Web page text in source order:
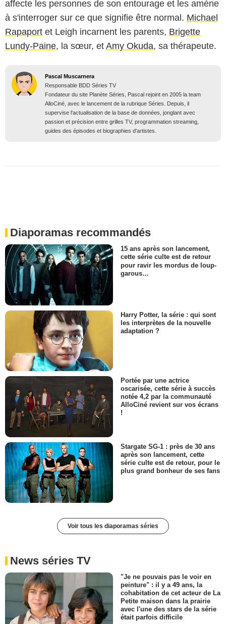
affecte les personnes de son entourage et les amène
à s'interroger sur ce que signifie être normal. Michael
Rapaport et Leigh incarnent les parents, Brigette
Lundy-Paine, la sœur, et Amy Okuda, sa thérapeute.
Pascal Muscarnera
Responsable BDD Séries TV
Fondateur du site Planète Séries, Pascal rejoint en 2005 la team
AlloCiné, avec le lancement de la rubrique Séries. Depuis, il
supervise l'actualisation de la base de données, jonglant avec
passion et précision entre grilles TV, programmation streaming,
guides des épisodes et biographies d'artistes.
Diaporamas recommandés
15 ans après son lancement,
cette série culte est de retour
pour ravir les mordus de loup-
garous…
Harry Potter, la série : qui sont
les interprètes de la nouvelle
adaptation ?
Portée par une actrice
oscarisée, cette série à succès
notée 4,2 par la communauté
AlloCiné revient sur vos écrans
!
Stargate SG-1 : près de 30 ans
après son lancement, cette
série culte est de retour, pour le
plus grand bonheur de ses fans
Voir tous les diaporamas séries
News séries TV
"Je ne pouvais pas le voir en
peinture" : il y a 49 ans, la
cohabitation de cet acteur de La
Petite maison dans la prairie
avec l'une des stars de la série
était parfois difficile